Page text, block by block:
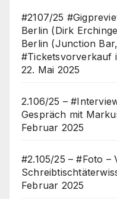
#2107/25
Berlin (Dirk
Berlin (Junction
#Ticketsvorverkauf
22. Mai 2025
2.106/25 –
Gespräch mit
Februar 2025
#2.105/25 – #Foto –
Februar 2025